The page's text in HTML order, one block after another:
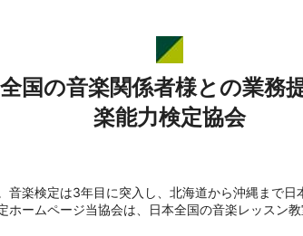
全国の音楽関係者様との業務
楽能力検定協会
音楽検定は3年目に突入し、北海道から沖縄まで
ホームページ当協会は、日本全国の音楽レッスン